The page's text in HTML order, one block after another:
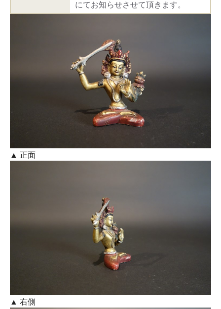
にてお知らせさせて頂きます。
▲ 正面
▲ 右側